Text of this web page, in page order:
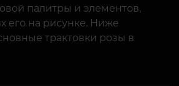
палитры и элементов,
его на рисунке. Ниже
трактовки розы в